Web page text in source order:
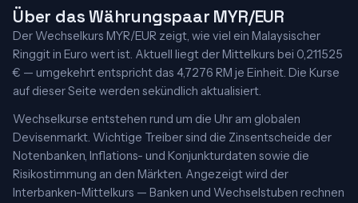
Über das Währungspaar MYR/EUR
Der Wechselkurs MYR/EUR zeigt, wie viel ein Malaysischer
Ringgit in Euro wert ist. Aktuell liegt der Mittelkurs bei 0,211525
€ — umgekehrt entspricht das 4,7276 RM je Einheit. Die Kurse
auf dieser Seite werden sekündlich aktualisiert.
Wechselkurse entstehen rund um die Uhr am globalen
Devisenmarkt. Wichtige Treiber sind die Zinsentscheide der
Notenbanken, Inflations- und Konjunkturdaten sowie die
Risikostimmung an den Märkten. Angezeigt wird der
Interbanken-Mittelkurs — Banken und Wechselstuben rechnen